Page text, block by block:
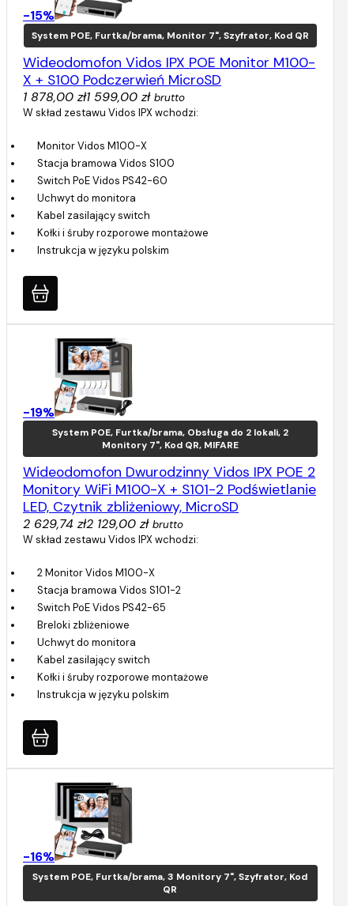
-15%
System POE, Furtka/brama, Monitor 7", Szyfrator, Kod QR
Wideodomofon Vidos IPX POE Monitor M100-
X + S100 Podczerwień MicroSD
1 878,00 zł1 599,00 zł brutto
W skład zestawu Vidos IPX wchodzi:
Monitor Vidos M100-X
Stacja bramowa Vidos S100
Switch PoE Vidos PS42-60
Uchwyt do monitora
Kabel zasilający switch
Kołki i śruby rozporowe montażowe
Instrukcja w języku polskim
-19%
System POE, Furtka/brama, Obsługa do 2 lokali, 2
Monitory 7", Kod QR, MIFARE
Wideodomofon Dwurodzinny Vidos IPX POE 2
Monitory WiFi M100-X + S101-2 Podświetlanie
LED, Czytnik zbliżeniowy, MicroSD
2 629,74 zł2 129,00 zł brutto
W skład zestawu Vidos IPX wchodzi:
2 Monitor Vidos M100-X
Stacja bramowa Vidos S101-2
Switch PoE Vidos PS42-65
Breloki zbliżeniowe
Uchwyt do monitora
Kabel zasilający switch
Kołki i śruby rozporowe montażowe
Instrukcja w języku polskim
-16%
System POE, Furtka/brama, 3 Monitory 7", Szyfrator, Kod
QR